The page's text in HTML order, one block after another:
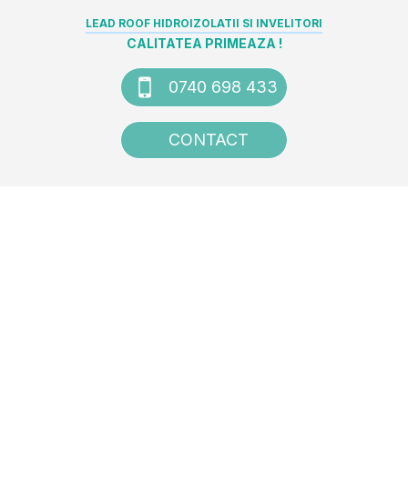
LEAD ROOF HIDROIZOLATII SI INVELITORI
CALITATEA PRIMEAZA !
0740 698 433
CONTACT